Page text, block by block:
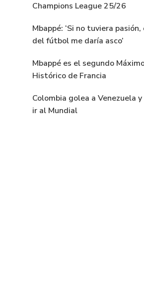
Champions League 25/26
Mbappé: ‘Si no tuviera
del fútbol me daría asco’
Mbappé es el segundo
Histórico de Francia
Colombia golea a Venezuela
ir al Mundial